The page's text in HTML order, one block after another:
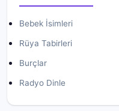
Bebek İsimleri
Rüya Tabirleri
Burçlar
Radyo Dinle